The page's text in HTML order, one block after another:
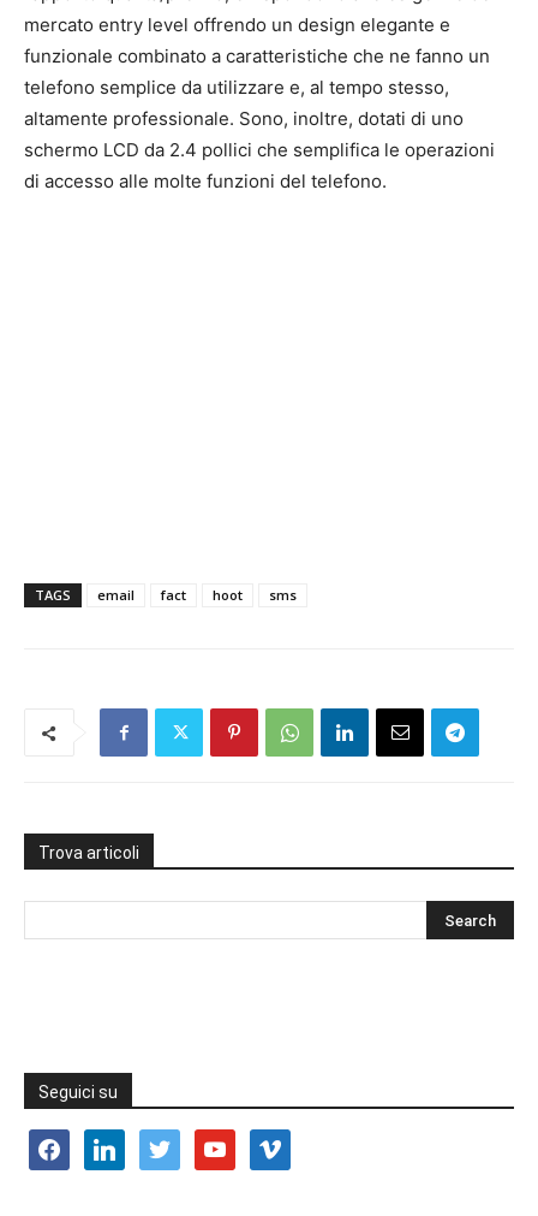
mercato entry level offrendo un design elegante e
funzionale combinato a caratteristiche che ne fanno un
telefono semplice da utilizzare e, al tempo stesso,
altamente professionale. Sono, inoltre, dotati di uno
schermo LCD da 2.4 pollici che semplifica le operazioni
di accesso alle molte funzioni del telefono.
TAGS email fact hoot sms
Trova articoli
Seguici su
facebooklinkedin twitter youtube vimeo